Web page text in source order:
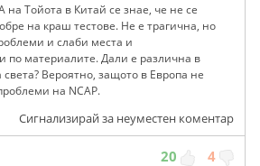
на Тойота в Китай се знае, че не се
на краш тестове. Не е трагична, но
и слаби места и
по материалите. Дали е различна в
Вероятно, защото в Европа не
на NCAP.
Сигнализирай за неуместен коментар
20 4